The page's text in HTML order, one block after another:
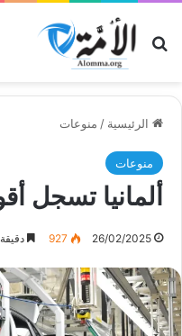
بحث عن
الرئيسية / منوعات
منوعات
ألمانيا تسجل
26/02/2025
927